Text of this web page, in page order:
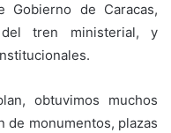
Gobierno de Caracas,
del tren ministerial, y
obtuvimos muchos
de monumentos, plazas